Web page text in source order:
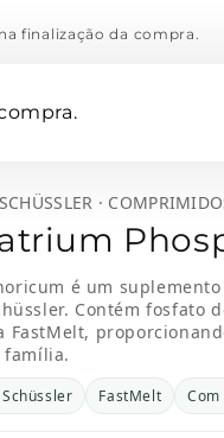
finalização da compra.
·
é um
Contém fosfato
família.
FastMelt